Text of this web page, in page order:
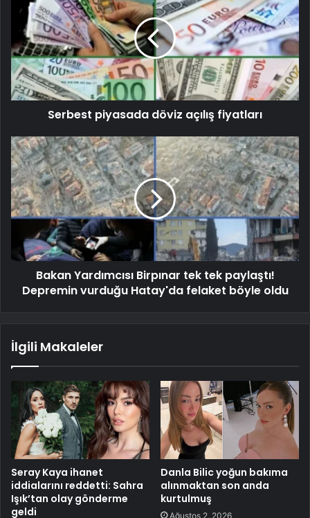
Serbest piyasada döviz açılış fiyatları
Bakan Yardımcısı Birpınar tek tek paylaştı!
Depremin vurduğu Hatay'da felaket böyle oldu
İlgili Makaleler
Seray Kaya ihanet
iddialarını reddetti: Sahra
Işık’tan olay gönderme
geldi
Danla Bilic yoğun bakıma
alınmaktan son anda
kurtulmuş
Ağustos 2, 2026